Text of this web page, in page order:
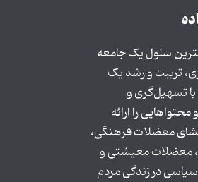
سلول یک جامعه
تربیت و رشد یک
با تسهیل‌گری و
را ارائه
معضلات فرهنگی،
معضلات معیشتی و
در زندگی مردم